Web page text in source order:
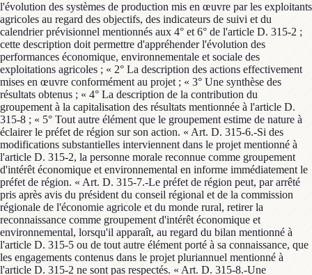
l'évolution des systèmes de production mis en œuvre par les exploitants
agricoles au regard des objectifs, des indicateurs de suivi et du
calendrier prévisionnel mentionnés aux 4° et 6° de l'article D. 315-2 ;
cette description doit permettre d'appréhender l'évolution des
performances économique, environnementale et sociale des
exploitations agricoles ; « 2° La description des actions effectivement
mises en œuvre conformément au projet ; « 3° Une synthèse des
résultats obtenus ; « 4° La description de la contribution du
groupement à la capitalisation des résultats mentionnée à l'article D.
315-8 ; « 5° Tout autre élément que le groupement estime de nature à
éclairer le préfet de région sur son action. « Art. D. 315-6.-Si des
modifications substantielles interviennent dans le projet mentionné à
l'article D. 315-2, la personne morale reconnue comme groupement
d'intérêt économique et environnemental en informe immédiatement le
préfet de région. « Art. D. 315-7.-Le préfet de région peut, par arrêté
pris après avis du président du conseil régional et de la commission
régionale de l'économie agricole et du monde rural, retirer la
reconnaissance comme groupement d'intérêt économique et
environnemental, lorsqu'il apparaît, au regard du bilan mentionné à
l'article D. 315-5 ou de tout autre élément porté à sa connaissance, que
les engagements contenus dans le projet pluriannuel mentionné à
l'article D. 315-2 ne sont pas respectés. « Art. D. 315-8.-Une